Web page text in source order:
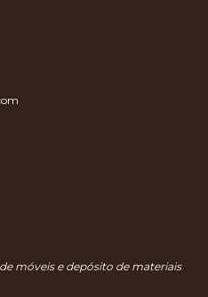
móveis e depósito de materiais